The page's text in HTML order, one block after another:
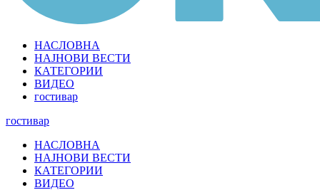
НАСЛОВНА
НАЈНОВИ ВЕСТИ
КАТЕГОРИИ
ВИДЕО
гостивар
гостивар
НАСЛОВНА
НАЈНОВИ ВЕСТИ
КАТЕГОРИИ
ВИДЕО